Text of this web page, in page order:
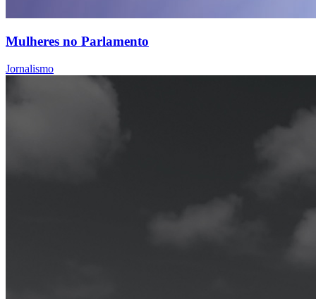
Mulheres no Parlamento
Jornalismo